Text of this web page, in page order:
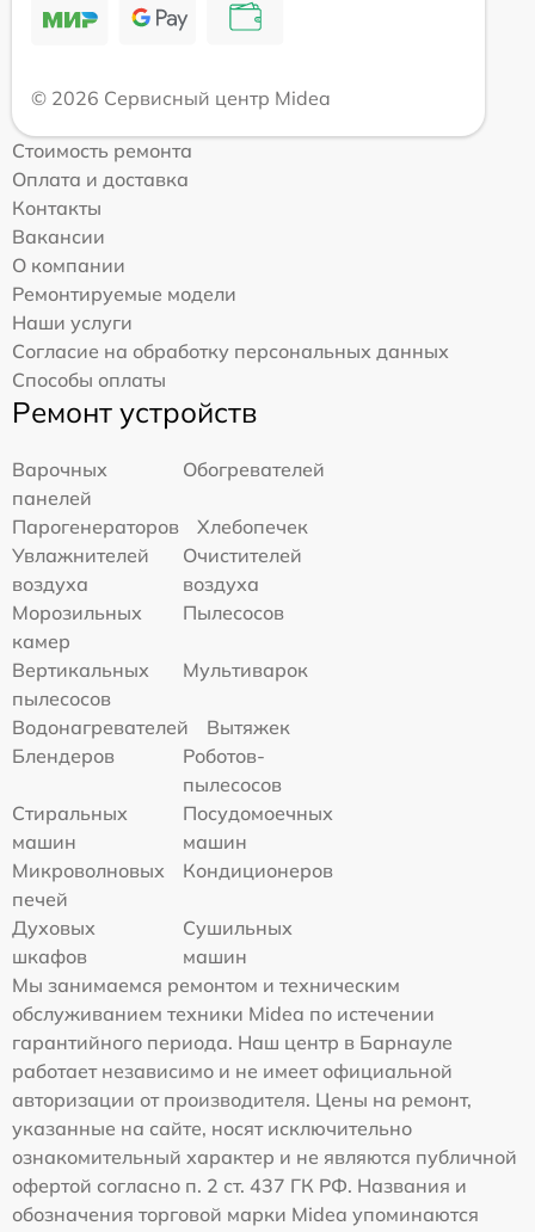
© 2026 Сервисный центр Midea
Стоимость ремонта
Оплата и доставка
Контакты
Вакансии
О компании
Ремонтируемые модели
Наши услуги
Согласие на обработку персональных данных
Способы оплаты
Ремонт устройств
Варочных
панелей
Обогревателей
Парогенераторов
Хлебопечек
Увлажнителей
воздуха
Очистителей
воздуха
Морозильных
камер
Пылесосов
Вертикальных
пылесосов
Мультиварок
Водонагревателей
Вытяжек
Блендеров
Роботов-
пылесосов
Стиральных
машин
Посудомоечных
машин
Микроволновых
печей
Кондиционеров
Духовых
шкафов
Сушильных
машин
Мы занимаемся ремонтом и техническим
обслуживанием техники Midea по истечении
гарантийного периода. Наш центр в Барнауле
работает независимо и не имеет официальной
авторизации от производителя. Цены на ремонт,
указанные на сайте, носят исключительно
ознакомительный характер и не являются публичной
офертой согласно п. 2 ст. 437 ГК РФ. Названия и
обозначения торговой марки Midea упоминаются